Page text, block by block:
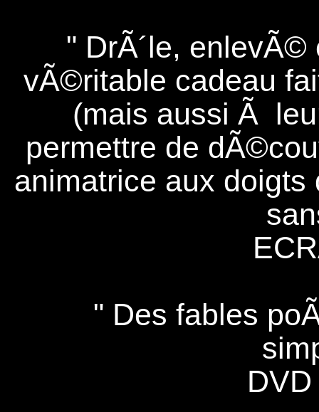
" DrÃ´le,
vÃ©ritable cadeau
(mais aussi Ã
permettre de
animatrice aux
" Des fables